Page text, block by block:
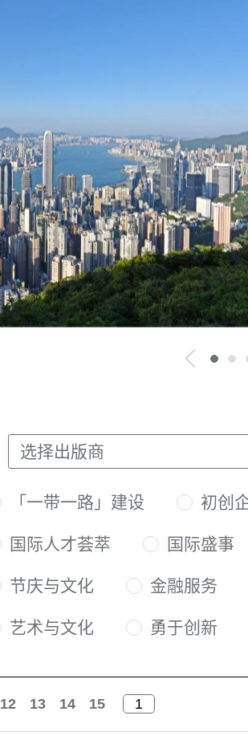
选择出版商
「一带一路」建设 初创
国际人才荟萃 国际盛事
节庆与文化 金融服务
艺术与文化 勇于创新
12 13 14 15